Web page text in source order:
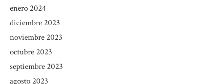
enero 2024
diciembre 2023
noviembre 2023
octubre 2023
septiembre 2023
agosto 2023